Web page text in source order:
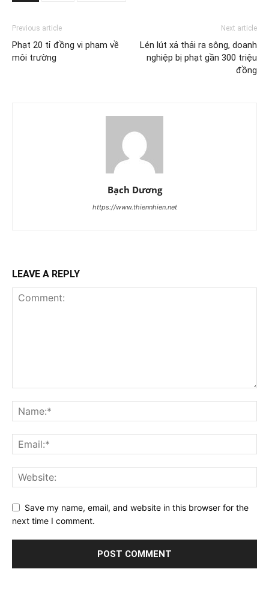
Previous article
Phạt 20 tỉ đồng vi phạm về
môi trường
Next article
Lén lút xả thải ra sông, doanh
nghiệp bị phạt gần 300 triệu
đồng
Bạch Dương
https://www.thiennhien.net
LEAVE A REPLY
Save my name, email, and website in this browser for the
next time I comment.